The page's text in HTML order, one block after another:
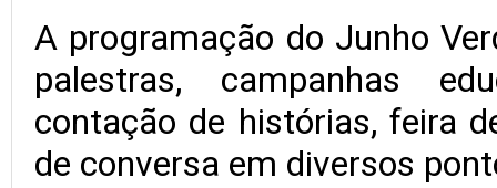
A programação do Junho
palestras, campanhas
contação de histórias, feira
de conversa em diversos